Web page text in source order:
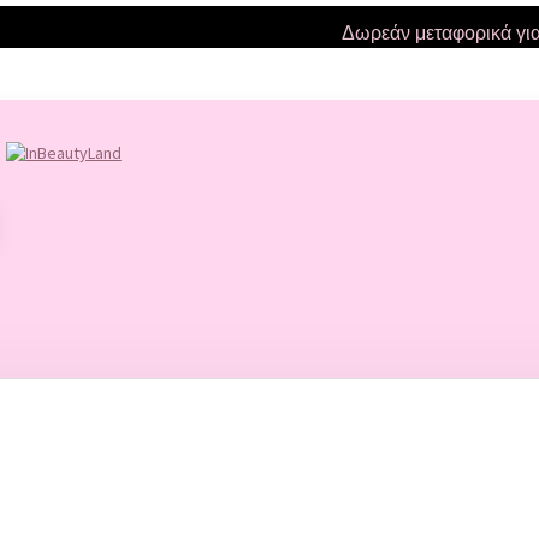
Δωρεάν μεταφορικά για